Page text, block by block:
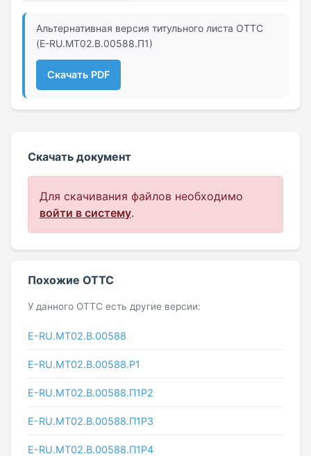
Альтернативная версия титульного листа ОТТС
(E-RU.МТ02.B.00588.П1)
Скачать PDF
Скачать документ
Для скачивания файлов необходимо
войти в систему.
Похожие ОТТС
У данного ОТТС есть другие версии:
E-RU.MT02.B.00588
E-RU.МТ02.B.00588.P1
E-RU.МТ02.B.00588.П1Р2
E-RU.МТ02.B.00588.П1Р3
E-RU.МТ02.B.00588.П1Р4